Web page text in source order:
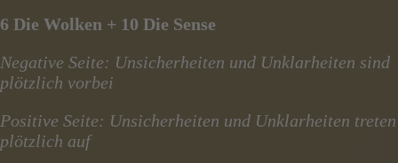
6 Die Wolken + 10 Die Sense
Negative Seite: Unsicherheiten und Unklarheiten sind
plötzlich vorbei
Positive Seite: Unsicherheiten und Unklarheiten treten
plötzlich auf